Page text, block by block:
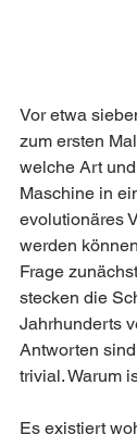
Vor etwa
zum ersten
welche Art
Maschine in
evolutionäres
werden
Frage
stecken die
Jahrhunderts
Antworten
trivial. Warum
Es existiert